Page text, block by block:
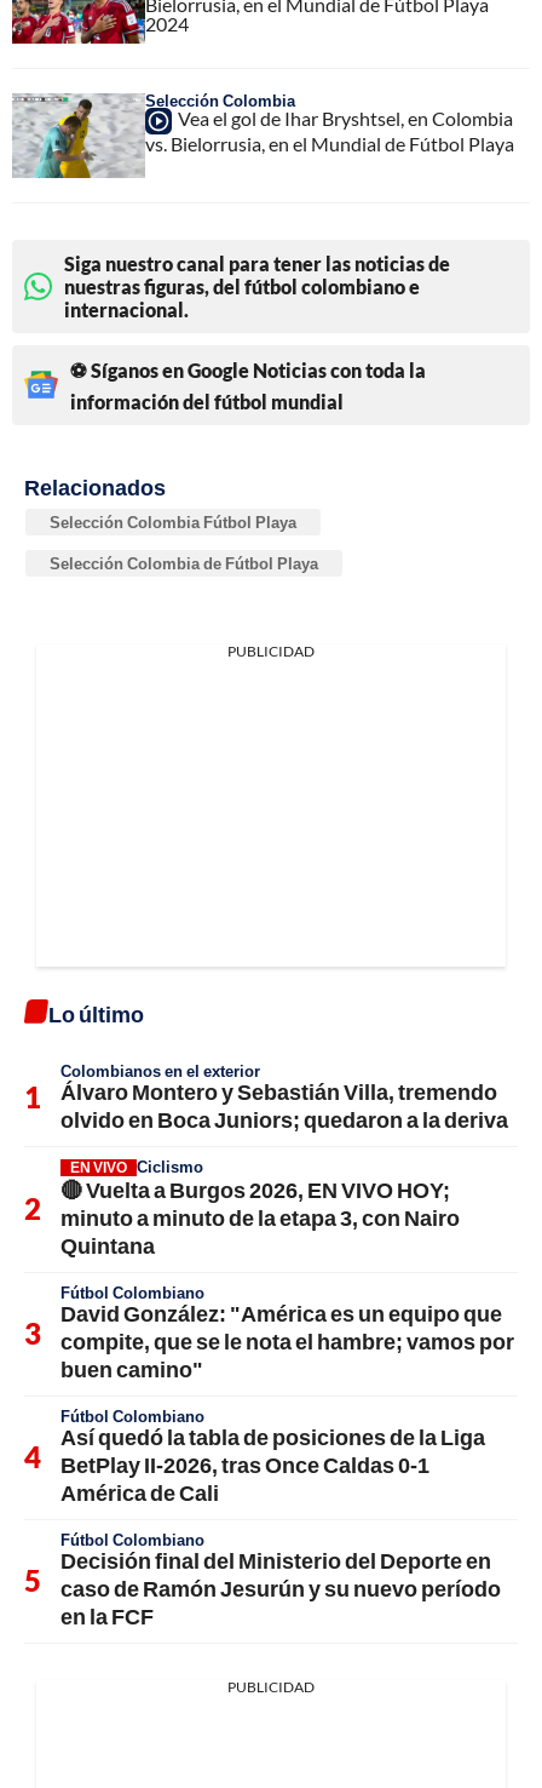
2024
Selección Colombia
Vea el gol de Ihar Bryshtsel, en Colombia
vs. Bielorrusia, en el Mundial de Fútbol Playa
Siga nuestro canal para tener las noticias de
nuestras figuras, del fútbol colombiano e
internacional.
⚽ Síganos en Google Noticias con toda la
información del fútbol mundial
Relacionados
Selección Colombia Fútbol Playa
Selección Colombia de Fútbol Playa
PUBLICIDAD
Lo último
Colombianos en el exterior
Álvaro Montero y Sebastián Villa, tremendo
olvido en Boca Juniors; quedaron a la deriva
EN VIVO Ciclismo
🔴 Vuelta a Burgos 2026, EN VIVO HOY;
minuto a minuto de la etapa 3, con Nairo
Quintana
Fútbol Colombiano
David González: "América es un equipo que
compite, que se le nota el hambre; vamos por
buen camino"
Fútbol Colombiano
Así quedó la tabla de posiciones de la Liga
BetPlay II-2026, tras Once Caldas 0-1
América de Cali
Fútbol Colombiano
Decisión final del Ministerio del Deporte en
caso de Ramón Jesurún y su nuevo período
en la FCF
PUBLICIDAD